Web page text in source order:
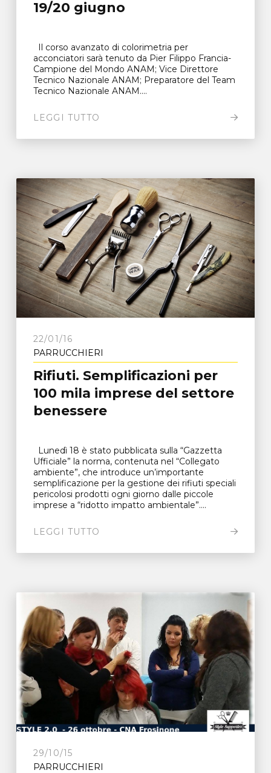
19/20 giugno
Il corso avanzato di colorimetria per
acconciatori sarà tenuto da Pier Filippo Francia-
Campione del Mondo ANAM; Vice Direttore
Tecnico Nazionale ANAM; Preparatore del Team
Tecnico Nazionale ANAM....
LEGGI TUTTO
22/01/16
PARRUCCHIERI
Rifiuti. Semplificazioni per
100 mila imprese del settore
benessere
Lunedì 18 è stato pubblicata sulla “Gazzetta
Ufficiale” la norma, contenuta nel “Collegato
ambiente”, che introduce un’importante
semplificazione per la gestione dei rifiuti speciali
pericolosi prodotti ogni giorno dalle piccole
imprese a “ridotto impatto ambientale”....
LEGGI TUTTO
29/10/15
PARRUCCHIERI